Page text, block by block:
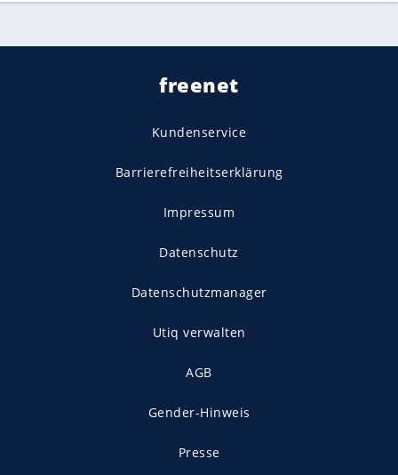
freenet
Kundenservice
Barrierefreiheitserklärung
Impressum
Datenschutz
Datenschutzmanager
Utiq verwalten
AGB
Gender-Hinweis
Presse